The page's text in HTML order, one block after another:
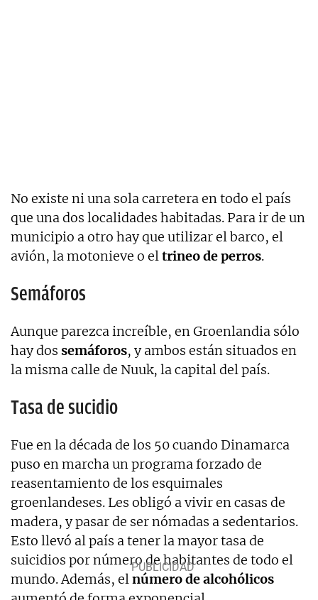
No existe ni una sola carretera en todo el país
que una dos localidades habitadas. Para ir de un
municipio a otro hay que utilizar el barco, el
avión, la motonieve o eltrineo de perros.
Semáforos
Aunque parezca increíble, en Groenlandia sólo
hay dos semáforos, y ambos están situados en
la misma calle de Nuuk, la capital del país.
Tasa de sucidio
Fue en la década de los 50 cuando Dinamarca
puso en marcha un programa forzado de
reasentamiento de los esquimales
groenlandeses. Les obligó a vivir en casas de
madera, y pasar de ser nómadas a sedentarios.
Esto llevó al país a tener la mayor tasa de
suicidios por número de habitantes de todo el
mundo. Además, elnúmero de alcohólicos